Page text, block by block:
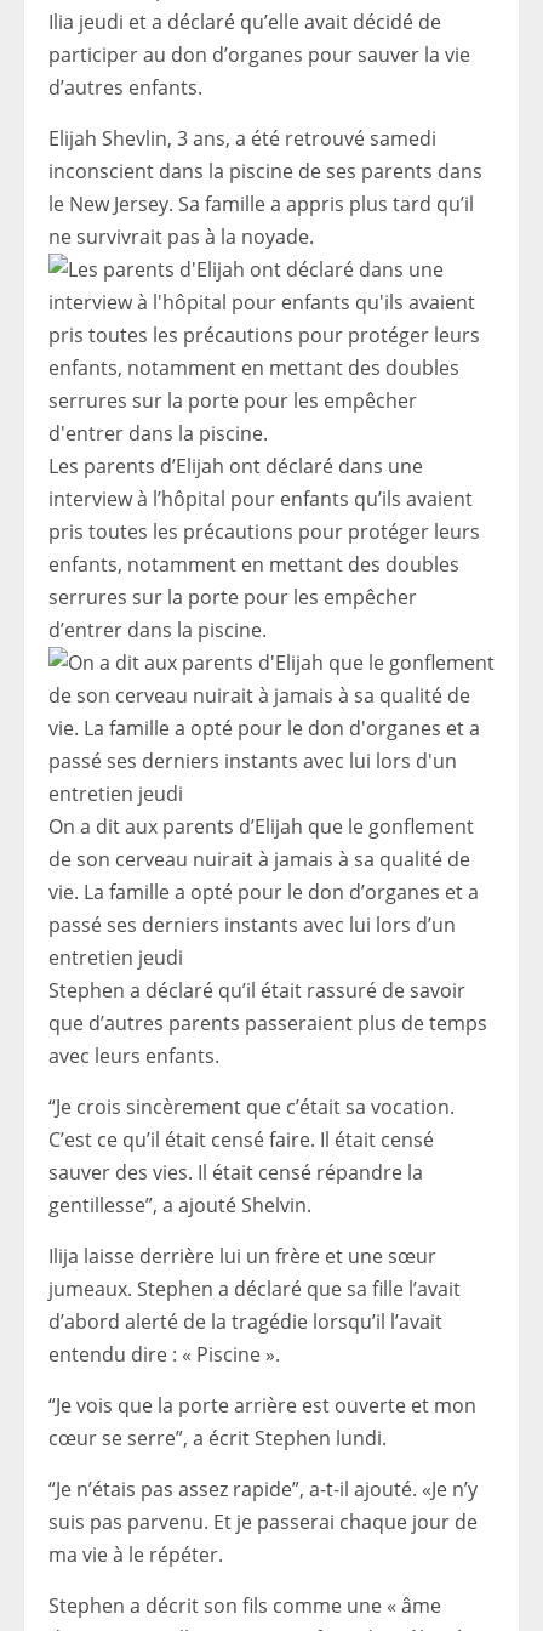
Ilia jeudi et a déclaré qu’elle avait décidé de
participer au don d’organes pour sauver la vie
d’autres enfants.
Elijah Shevlin, 3 ans, a été retrouvé samedi
inconscient dans la piscine de ses parents dans
le New Jersey. Sa famille a appris plus tard qu’il
ne survivrait pas à la noyade.
Les parents d’Elijah ont déclaré dans une
interview à l’hôpital pour enfants qu’ils avaient
pris toutes les précautions pour protéger leurs
enfants, notamment en mettant des doubles
serrures sur la porte pour les empêcher
d’entrer dans la piscine.
On a dit aux parents d’Elijah que le gonflement
de son cerveau nuirait à jamais à sa qualité de
vie. La famille a opté pour le don d’organes et a
passé ses derniers instants avec lui lors d’un
entretien jeudi
Stephen a déclaré qu’il était rassuré de savoir
que d’autres parents passeraient plus de temps
avec leurs enfants.
“Je crois sincèrement que c’était sa vocation.
C’est ce qu’il était censé faire. Il était censé
sauver des vies. Il était censé répandre la
gentillesse”, a ajouté Shelvin.
Ilija laisse derrière lui un frère et une sœur
jumeaux. Stephen a déclaré que sa fille l’avait
d’abord alerté de la tragédie lorsqu’il l’avait
entendu dire : « Piscine ».
“Je vois que la porte arrière est ouverte et mon
cœur se serre”, a écrit Stephen lundi.
“Je n’étais pas assez rapide”, a-t-il ajouté. «Je n’y
suis pas parvenu. Et je passerai chaque jour de
ma vie à le répéter.
Stephen a décrit son fils comme une « âme